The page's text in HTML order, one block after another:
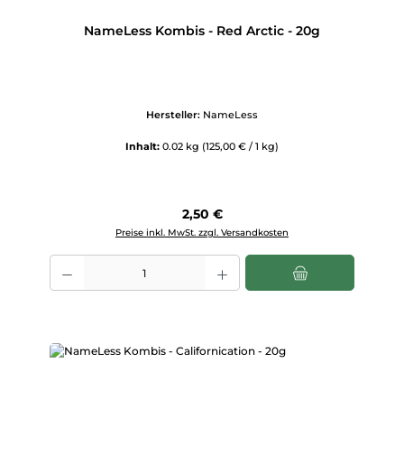
NameLess Kombis - Red Arctic - 20g
Hersteller: NameLess
Inhalt: 0.02 kg (125,00 € / 1 kg)
Regulärer Preis:
2,50 €
Preise inkl. MwSt. zzgl. Versandkosten
Produkt Anzahl: Gib den gewünschten Wert ein oder benutze die